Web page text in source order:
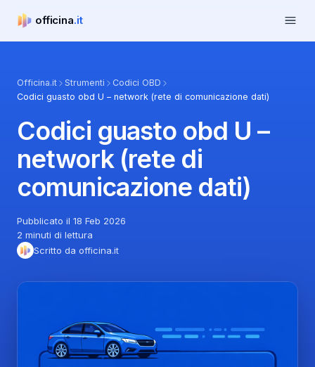
officina.it
officina.it Apri
Officina.it Strumenti
Codici OBD
Codici guasto obd U – network (rete di comunicazione dati)
Codici guasto obd U –
network (rete di
comunicazione dati)
Pubblicato il 18 Feb 2026
2 minuti di lettura
Scritto da officina.it